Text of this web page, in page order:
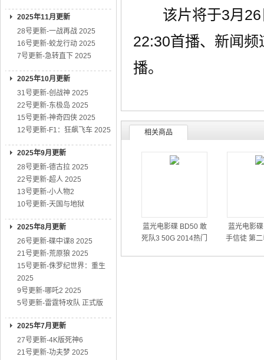
2025年11月更新
28号更新-一战再战 2025
16号更新-蛟龙行动 2025
7号更新-急转直下 2025
2025年10月更新
31号更新-创战神 2025
22号更新-东极岛 2025
15号更新-神奇四侠 2025
12号更新-F1：狂飙飞车 2025
2025年9月更新
28号更新-德古拉 2025
22号更新-超人 2025
13号更新-小人物2
10号更新-天国与地狱
2025年8月更新
26号更新-碟中谍8 2025
21号更新-荒原狼 2025
15号更新-侏罗纪世界：重生
2025
9号更新-哪吒2 2025
5号更新-雷霆特攻队 正式版
2025年7月更新
27号更新-4K版死神6
21号更新-功夫梦 2025
该片将于3月26
22:30首播、新闻
播。
相关商品
蓝光电影碟 BD50 敢
死队3 50G 2014热门
蓝光电影
手信徒 第